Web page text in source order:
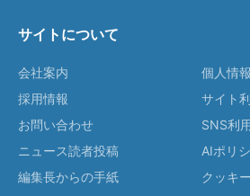
サイトについて
会社案内
採用情報
お問い合わせ
ニュース読者投稿
編集長からの手紙
個人情
サイト
SNS利
AIポリ
クッキ